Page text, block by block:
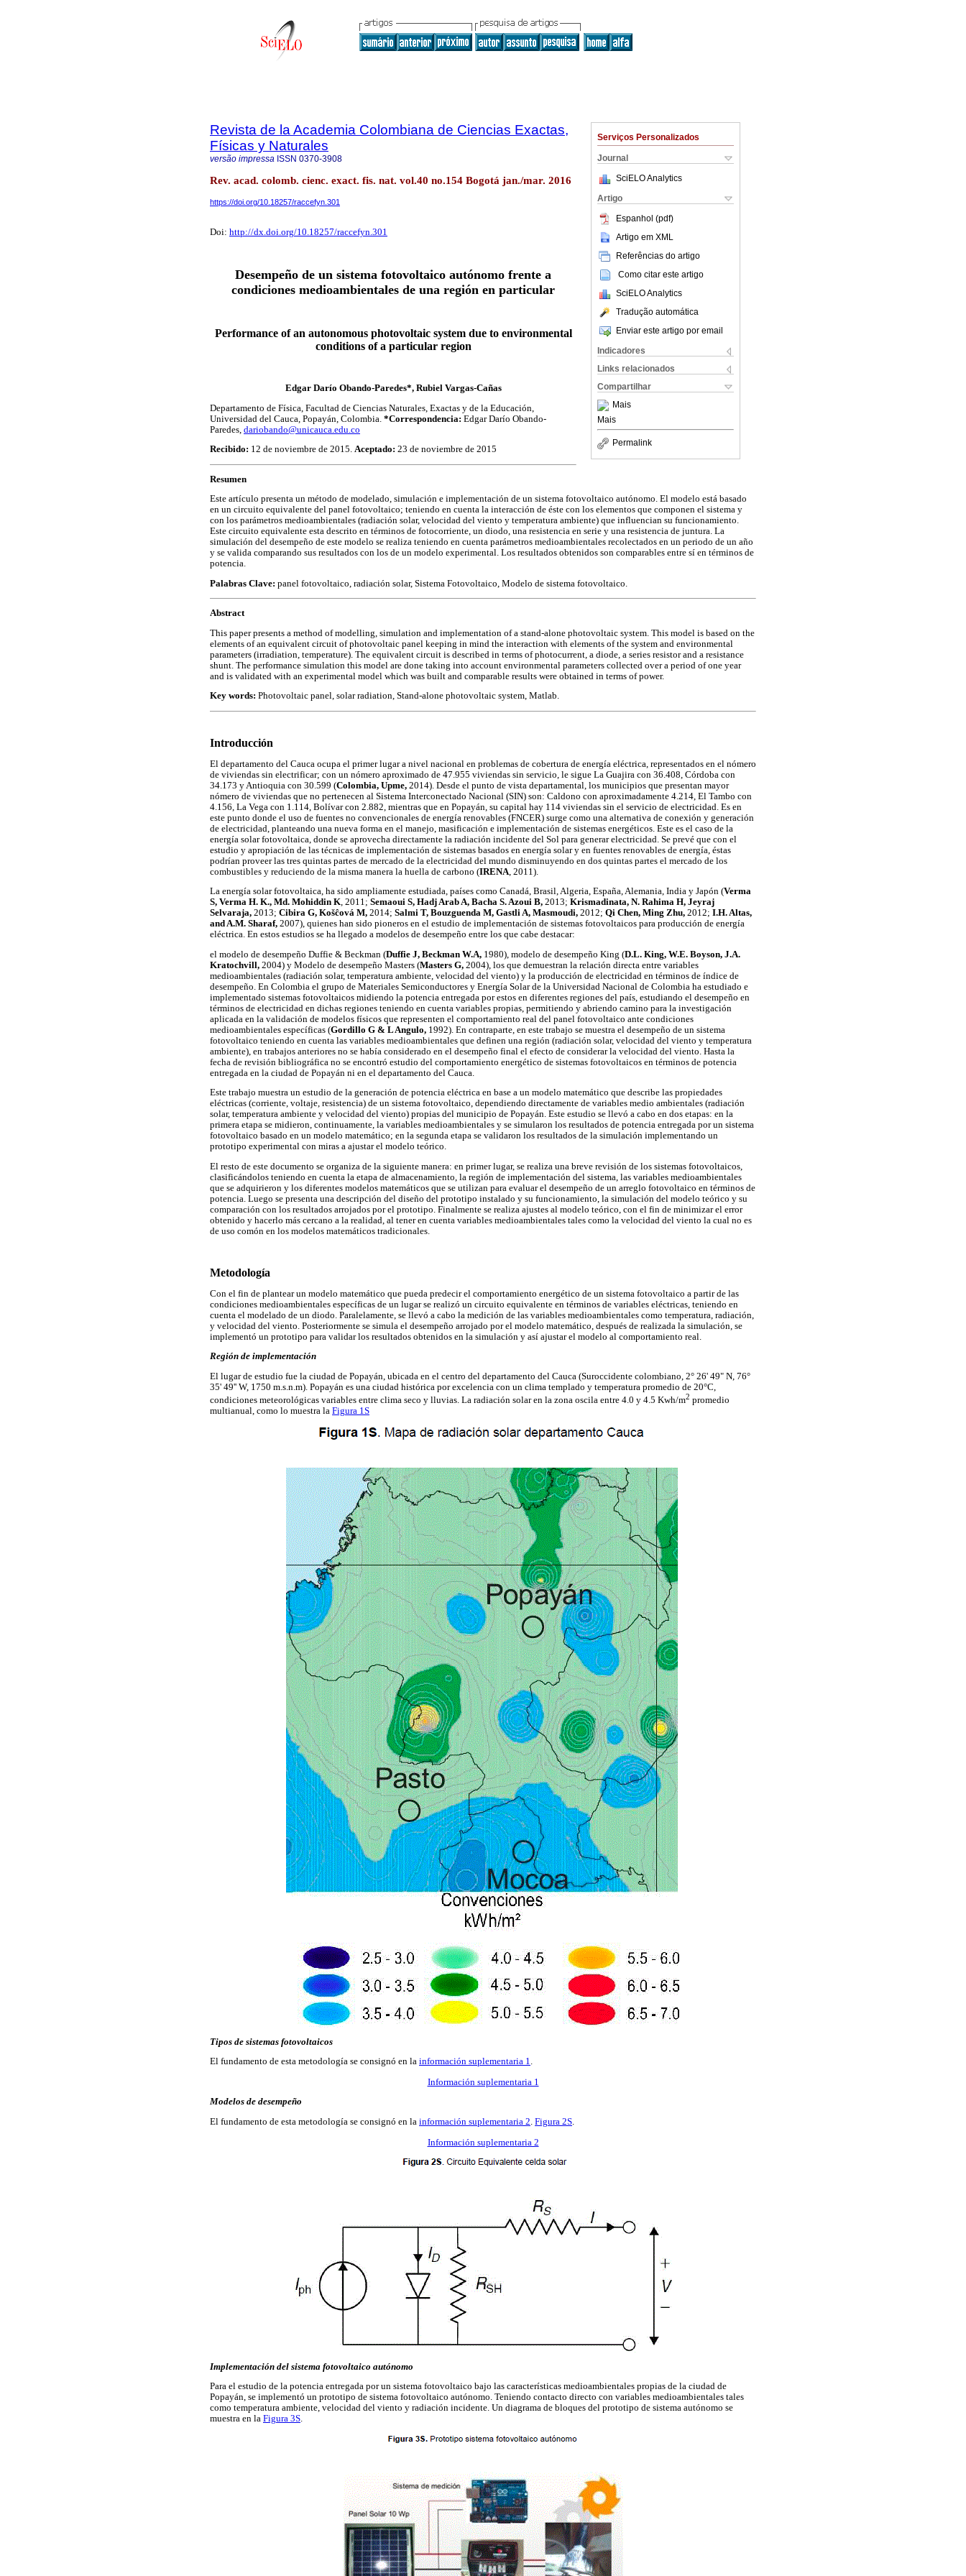
Serviços Personalizados
Journal
SciELO Analytics
Artigo
Espanhol (pdf)
Artigo em XML
Referências do artigo
Como citar este artigo
SciELO Analytics
Tradução automática
Enviar este artigo por email
Indicadores
Links relacionados
Compartilhar
Mais
Mais
Permalink
Revista de la Academia Colombiana de Ciencias Exactas,
Físicas y Naturales
versão impressa ISSN 0370-3908
Rev. acad. colomb. cienc. exact. fis. nat. vol.40 no.154 Bogotá jan./mar. 2016
https://doi.org/10.18257/raccefyn.301
Doi: http://dx.doi.org/10.18257/raccefyn.301
Desempeño de un sistema fotovoltaico autónomo frente a
condiciones medioambientales de una región en particular
Performance of an autonomous photovoltaic system due to environmental
conditions of a particular region
Edgar Darío Obando-Paredes*, Rubiel Vargas-Cañas
Departamento de Física, Facultad de Ciencias Naturales, Exactas y de la Educación,
Universidad del Cauca, Popayán, Colombia. *Correspondencia: Edgar Darío Obando-
Paredes, dariobando@unicauca.edu.co
Recibido: 12 de noviembre de 2015. Aceptado: 23 de noviembre de 2015
Resumen
Este artículo presenta un método de modelado, simulación e implementación de un sistema fotovoltaico autónomo. El modelo está basado
en un circuito equivalente del panel fotovoltaico; teniendo en cuenta la interacción de éste con los elementos que componen el sistema y
con los parámetros medioambientales (radiación solar, velocidad del viento y temperatura ambiente) que influencian su funcionamiento.
Este circuito equivalente esta descrito en términos de fotocorriente, un diodo, una resistencia en serie y una resistencia de juntura. La
simulación del desempeño de este modelo se realiza teniendo en cuenta parámetros medioambientales recolectados en un periodo de un año
y se valida comparando sus resultados con los de un modelo experimental. Los resultados obtenidos son comparables entre sí en términos de
potencia.
Palabras Clave: panel fotovoltaico, radiación solar, Sistema Fotovoltaico, Modelo de sistema fotovoltaico.
Abstract
This paper presents a method of modelling, simulation and implementation of a stand-alone photovoltaic system. This model is based on the
elements of an equivalent circuit of photovoltaic panel keeping in mind the interaction with elements of the system and environmental
parameters (irradiation, temperature). The equivalent circuit is described in terms of photocurrent, a diode, a series resistor and a resistance
shunt. The performance simulation this model are done taking into account environmental parameters collected over a period of one year
and is validated with an experimental model which was built and comparable results were obtained in terms of power.
Key words: Photovoltaic panel, solar radiation, Stand-alone photovoltaic system, Matlab.
Introducción
El departamento del Cauca ocupa el primer lugar a nivel nacional en problemas de cobertura de energía eléctrica, representados en el nómero
de viviendas sin electrificar; con un nómero aproximado de 47.955 viviendas sin servicio, le sigue La Guajira con 36.408, Córdoba con
34.173 y Antioquia con 30.599 (Colombia, Upme, 2014). Desde el punto de vista departamental, los municipios que presentan mayor
nómero de viviendas que no pertenecen al Sistema Interconectado Nacional (SIN) son: Caldono con aproximadamente 4.214, El Tambo con
4.156, La Vega con 1.114, Bolívar con 2.882, mientras que en Popayán, su capital hay 114 viviendas sin el servicio de electricidad. Es en
este punto donde el uso de fuentes no convencionales de energía renovables (FNCER) surge como una alternativa de conexión y generación
de electricidad, planteando una nueva forma en el manejo, masificación e implementación de sistemas energéticos. Este es el caso de la
energía solar fotovoltaica, donde se aprovecha directamente la radiación incidente del Sol para generar electricidad. Se prevé que con el
estudio y apropiación de las técnicas de implementación de sistemas basados en energía solar y en fuentes renovables de energía, éstas
podrían proveer las tres quintas partes de mercado de la electricidad del mundo disminuyendo en dos quintas partes el mercado de los
combustibles y reduciendo de la misma manera la huella de carbono (IRENA , 2011).
La energía solar fotovoltaica, ha sido ampliamente estudiada, países como Canadá, Brasil, Algeria, España, Alemania, India y Japón (Verma
S, Verma H. K., Md. Mohiddin K, 2011; Semaoui S, Hadj Arab A, Bacha S. Azoui B, 2013; Krismadinata, N. Rahima H, Jeyraj
Selvaraja, 2013; Cibira G, Košĉová M, 2014; Salmi T, Bouzguenda M, Gastli A, Masmoudi, 2012; Qi Chen, Ming Zhu, 2012; I.H. Altas,
and A.M. Sharaf, 2007), quienes han sido pioneros en el estudio de implementación de sistemas fotovoltaicos para producción de energía
eléctrica. En estos estudios se ha llegado a modelos de desempeño entre los que cabe destacar:
el modelo de desempeño Duffie & Beckman (Duffie J, Beckman W.A, 1980), modelo de desempeño King (D.L. King, W.E. Boyson, J.A.
Kratochvill, 2004) y Modelo de desempeño Masters (Masters G, 2004), los que demuestran la relación directa entre variables
medioambientales (radiación solar, temperatura ambiente, velocidad del viento) y la producción de electricidad en términos de índice de
desempeño. En Colombia el grupo de Materiales Semiconductores y Energía Solar de la Universidad Nacional de Colombia ha estudiado e
implementado sistemas fotovoltaicos midiendo la potencia entregada por estos en diferentes regiones del país, estudiando el desempeño en
términos de electricidad en dichas regiones teniendo en cuenta variables propias, permitiendo y abriendo camino para la investigación
aplicada en la validación de modelos físicos que representen el comportamiento real del panel fotovoltaico ante condiciones
medioambientales específicas (Gordillo G & L Angulo, 1992). En contraparte, en este trabajo se muestra el desempeño de un sistema
fotovoltaico teniendo en cuenta las variables medioambientales que definen una región (radiación solar, velocidad del viento y temperatura
ambiente), en trabajos anteriores no se había considerado en el desempeño final el efecto de considerar la velocidad del viento. Hasta la
fecha de revisión bibliográfica no se encontró estudio del comportamiento energético de sistemas fotovoltaicos en términos de potencia
entregada en la ciudad de Popayán ni en el departamento del Cauca.
Este trabajo muestra un estudio de la generación de potencia eléctrica en base a un modelo matemático que describe las propiedades
eléctricas (corriente, voltaje, resistencia) de un sistema fotovoltaico, dependiendo directamente de variables medio ambientales (radiación
solar, temperatura ambiente y velocidad del viento) propias del municipio de Popayán. Este estudio se llevó a cabo en dos etapas: en la
primera etapa se midieron, continuamente, la variables medioambientales y se simularon los resultados de potencia entregada por un sistema
fotovoltaico basado en un modelo matemático; en la segunda etapa se validaron los resultados de la simulación implementando un
prototipo experimental con miras a ajustar el modelo teórico.
El resto de este documento se organiza de la siguiente manera: en primer lugar, se realiza una breve revisión de los sistemas fotovoltaicos,
clasificándolos teniendo en cuenta la etapa de almacenamiento, la región de implementación del sistema, las variables medioambientales
que se adquirieron y los diferentes modelos matemáticos que se utilizan para evaluar el desempeño de un arreglo fotovoltaico en términos de
potencia. Luego se presenta una descripción del diseño del prototipo instalado y su funcionamiento, la simulación del modelo teórico y su
comparación con los resultados arrojados por el prototipo. Finalmente se realiza ajustes al modelo teórico, con el fin de minimizar el error
obtenido y hacerlo más cercano a la realidad, al tener en cuenta variables medioambientales tales como la velocidad del viento la cual no es
de uso comón en los modelos matemáticos tradicionales.
Metodología
Con el fin de plantear un modelo matemático que pueda predecir el comportamiento energético de un sistema fotovoltaico a partir de las
condiciones medioambientales específicas de un lugar se realizó un circuito equivalente en términos de variables eléctricas, teniendo en
cuenta el modelado de un diodo. Paralelamente, se llevó a cabo la medición de las variables medioambientales como temperatura, radiación,
y velocidad del viento. Posteriormente se simula el desempeño arrojado por el modelo matemático, después de realizada la simulación, se
implementó un prototipo para validar los resultados obtenidos en la simulación y así ajustar el modelo al comportamiento real.
Región de implementación
El lugar de estudio fue la ciudad de Popayán, ubicada en el centro del departamento del Cauca (Suroccidente colombiano, 2° 26' 49" N, 76°
35' 49'' W, 1750 m.s.n.m). Popayán es una ciudad histórica por excelencia con un clima templado y temperatura promedio de 20°C,
condiciones meteorológicas variables entre clima seco y lluvias. La radiación solar en la zona oscila entre 4.0 y 4.5 Kwh/m2 promedio
multianual, como lo muestra la Figura 1S
Tipos de sistemas fotovoltaicos
El fundamento de esta metodología se consignó en la información suplementaria 1.
Información suplementaria 1
Modelos de desempeño
El fundamento de esta metodología se consignó en la información suplementaria 2. Figura 2S.
Información suplementaria 2
Implementación del sistema fotovoltaico autónomo
Para el estudio de la potencia entregada por un sistema fotovoltaico bajo las características medioambientales propias de la ciudad de
Popayán, se implementó un prototipo de sistema fotovoltaico autónomo. Teniendo contacto directo con variables medioambientales tales
como temperatura ambiente, velocidad del viento y radiación incidente. Un diagrama de bloques del prototipo de sistema autónomo se
muestra en la Figura 3S.